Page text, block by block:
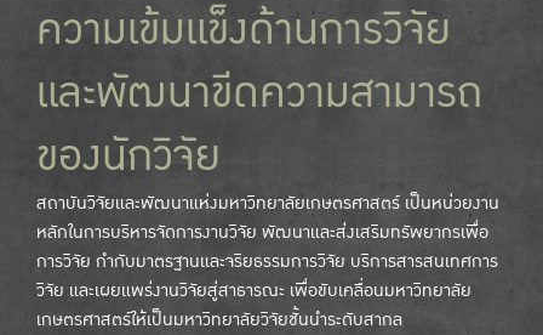
ความเข้มแข็งด้านการวิจัย
และพัฒนาขีดความสามารถ
ของนักวิจัย
สถาบันวิจัยและพัฒนาแห่งมหาวิทยาลัยเกษตรศาสตร์ เป็นหน่วยงาน
หลักในการบริหารจัดการงานวิจัย พัฒนาและส่งเสริมทรัพยากรเพื่อ
การวิจัย กำกับมาตรฐานและจริยธรรมการวิจัย บริการสารสนเทศการ
วิจัย และเผยแพร่งานวิจัยสู่สาธารณะ เพื่อขับเคลื่อนมหาวิทยาลัย
เกษตรศาสตร์ให้เป็นมหาวิทยาลัยวิจัยชั้นนำระดับสากล